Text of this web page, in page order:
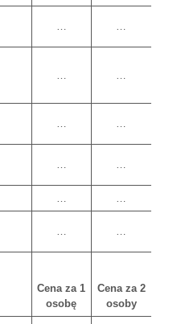
… …
… …
… …
… …
… …
… …
Cena za 1
osobę
Cena za 2
osoby